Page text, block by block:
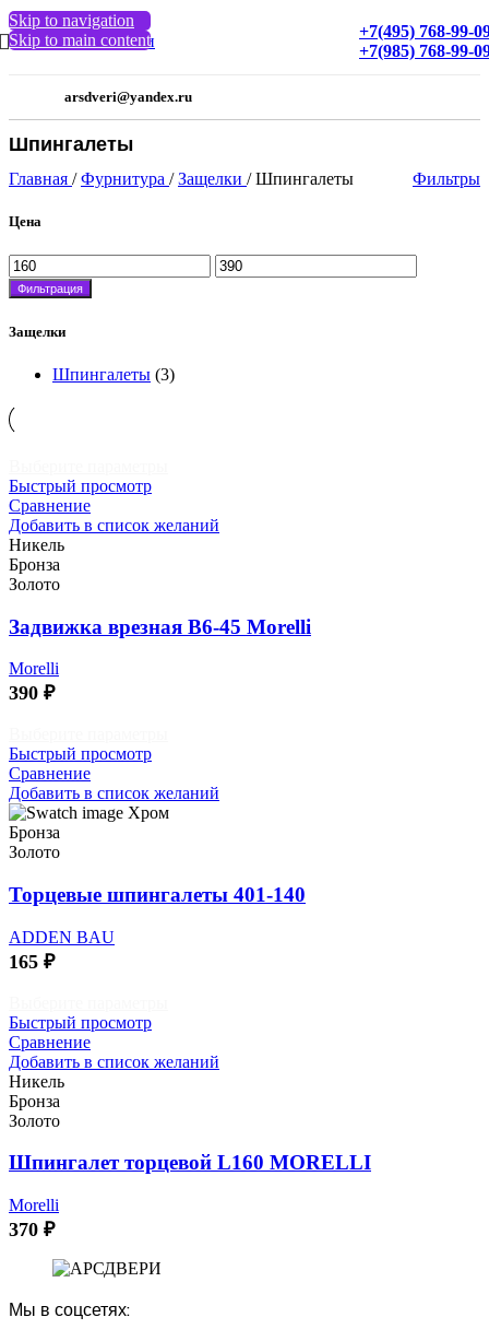
Skip to navigation
Skip to main content
МЕНЮ
+7(495) 768-99-
+7(985) 768-99-
arsdveri@yandex.ru
Шпингалеты
Главная / Фурнитура / Защелки / Шпингалеты Фильтры
Цена
Минимальная
цена
Максимальная
цена
Фильтрация
Защелки
Шпингалеты (3)
несколько
на
странице
Быстрый просмотр
Сравнение
Добавить в список желаний
Никель
Бронза
Золото
Задвижка врезная B6-45 Morelli
Morelli
390 ₽
несколько
вариаций.
на
странице
Быстрый просмотр
Сравнение
Добавить в список желаний
Хром
Бронза
Золото
Торцевые шпингалеты 401-140
ADDEN BAU
165 ₽
несколько
на
странице
Быстрый просмотр
Сравнение
Добавить в список желаний
Никель
Бронза
Золото
Шпингалет торцевой L160 MORELLI
Morelli
370 ₽
Мы в соцсетях: